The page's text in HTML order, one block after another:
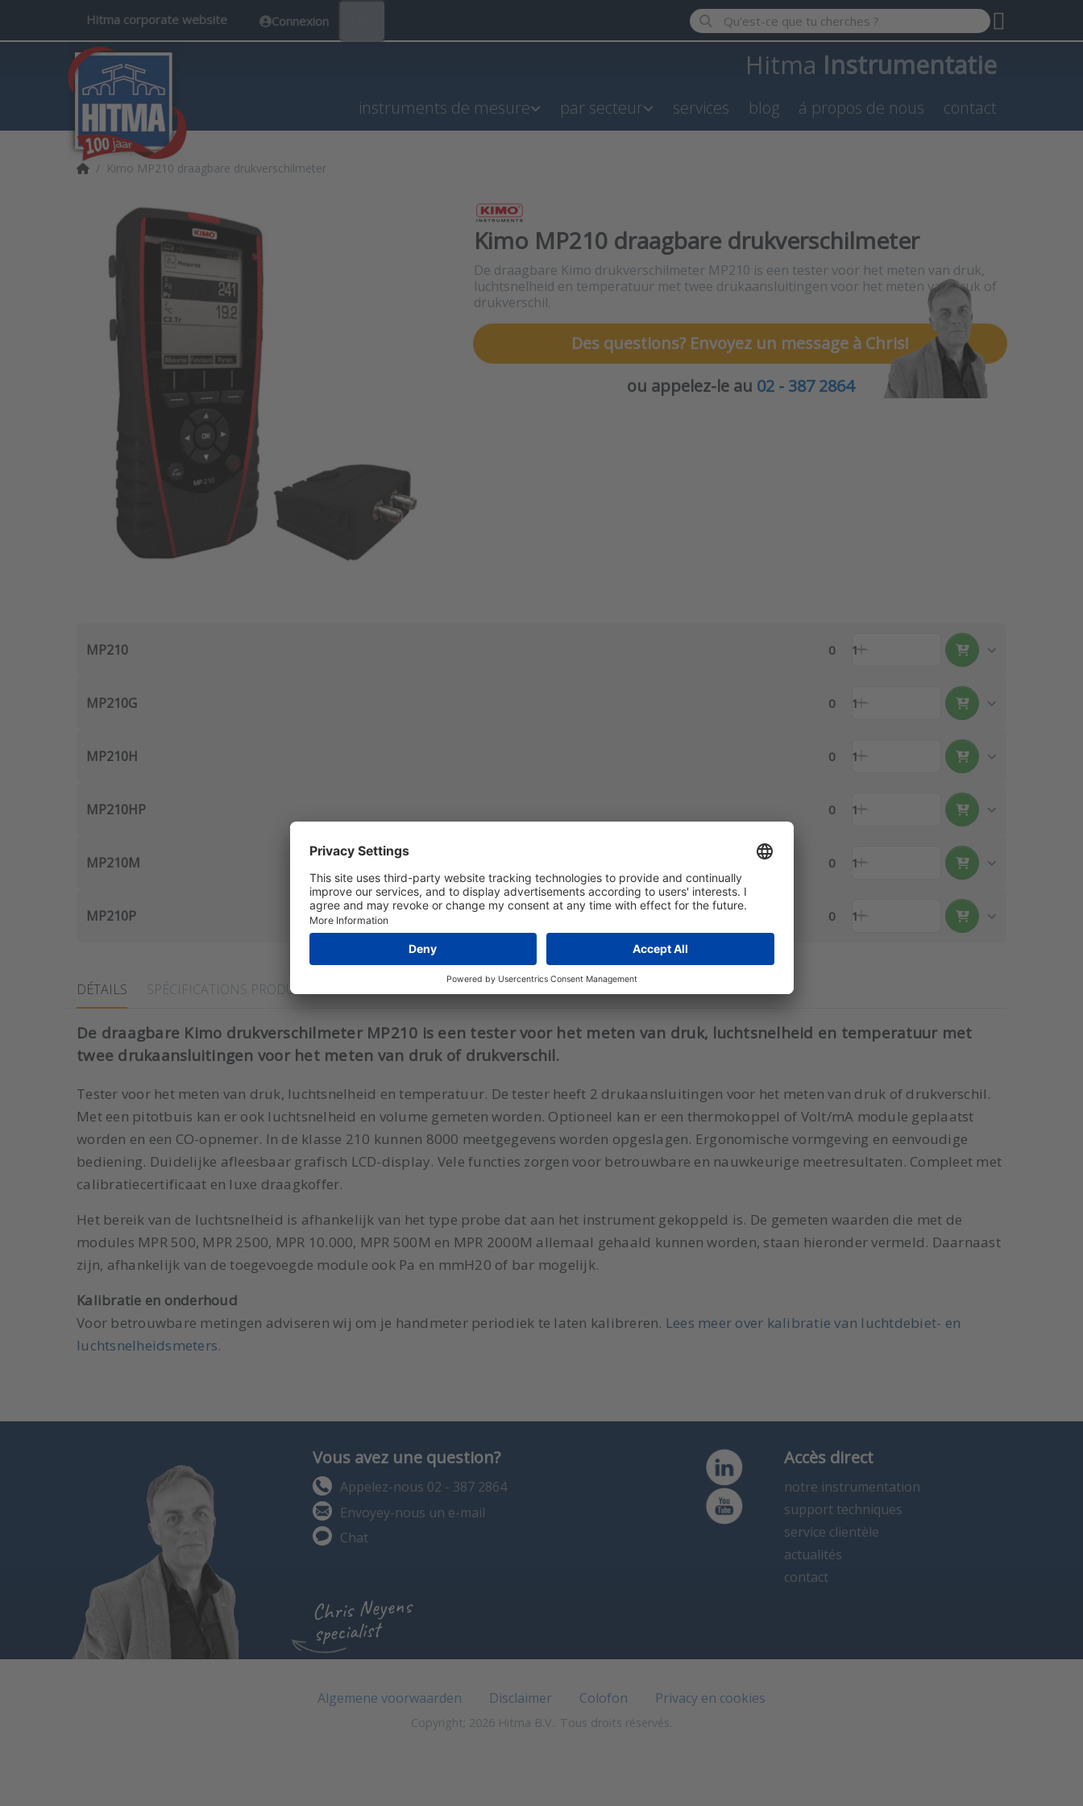
Hitma corporate website Connexion Enter a search term. Results will appear automatically as you
Hitma Instrumentatie
instruments de mesure par secteur services blog á propos de nous contact
AccueilKimo MP210 draagbare drukverschilmeter
Kimo MP210 draagbare drukverschilmeter
De draagbare Kimo drukverschilmeter MP210 is een tester voor het meten van druk,
luchtsnelheid en temperatuur met twee drukaansluitingen voor het meten van druk of
drukverschil.
Des questions? Envoyez un message à Chris!
ou appelez-le au 02 - 387 2864
MP210 0 1
MP210G 0 1
MP210H 0 1
MP210HP 0 1
MP210M 0 1
MP210P 0 1
DÉTAILS SPÉCIFICATIONS PRODUITS
De draagbare Kimo drukverschilmeter MP210 is een tester voor het meten van druk, luchtsnelheid en temperatuur met
twee drukaansluitingen voor het meten van druk of drukverschil.
Tester voor het meten van druk, luchtsnelheid en temperatuur. De tester heeft 2 drukaansluitingen voor het meten van druk of drukverschil.
Met een pitotbuis kan er ook luchtsnelheid en volume gemeten worden. Optioneel kan er een thermokoppel of Volt/mA module geplaatst
worden en een CO-opnemer. In de klasse 210 kunnen 8000 meetgegevens worden opgeslagen. Ergonomische vormgeving en eenvoudige
bediening. Duidelijke afleesbaar grafisch LCD-display. Vele functies zorgen voor betrouwbare en nauwkeurige meetresultaten. Compleet met
calibratiecertificaat en luxe draagkoffer.
Het bereik van de luchtsnelheid is afhankelijk van het type probe dat aan het instrument gekoppeld is. De gemeten waarden die met de
modules MPR 500, MPR 2500, MPR 10.000, MPR 500M en MPR 2000M allemaal gehaald kunnen worden, staan hieronder vermeld. Daarnaast
zijn, afhankelijk van de toegevoegde module ook Pa en mmH20 of bar mogelijk.
Kalibratie en onderhoud
Voor betrouwbare metingen adviseren wij om je handmeter periodiek te laten kalibreren. Lees meer over kalibratie van luchtdebiet- en
luchtsnelheidsmeters.
Vous avez une question?
Appelez-nous 02 - 387 2864
Envoyey-nous un e-mail
Chat
Chris Neyens
specialist
Accès direct
notre instrumentation
support techniques
service clientèle
actualités
contact
Algemene voorwaarden Disclaimer Colofon Privacy en cookies
Copyright; 2026 Hitma B.V.. Tous droits réservés.